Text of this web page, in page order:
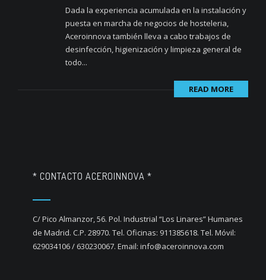
Dada la experiencia acumulada en la instalación y
puesta en marcha de negocios de hosteleria,
Aceroinnova también lleva a cabo trabajos de
desinfección, higienización y limpieza general de
todo...
READ MORE
* CONTACTO ACEROINNOVA *
C/ Pico Almanzor, 56. Pol. Industrial “Los Linares” Humanes
de Madrid. C.P. 28970. Tel. Oficinas: 911385618. Tel. Móvil:
629034106 / 630230067. Email: info@aceroinnova.com